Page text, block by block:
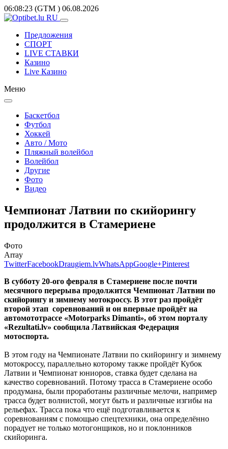
06:08:23 (GTM ) 06.08.2026
Предложения
СПОРТ
LIVE СТАВКИ
Казино
Live Казино
Меню
Баскетбол
Футбол
Хоккей
Авто / Мото
Пляжный волейбол
Волейбол
Другие
Фото
Видео
Чемпионат Латвии по скийорингу
продолжится в Стамериене
Фото
Array
TwitterFacebookDraugiem.lvWhatsAppGoogle+Pinterest
В субботу 20-ого февраля в Стамериене после почти
месячного перерыва продолжится Чемпионат Латвии по
скийорингу и зимнему мотокроссу. В этот раз пройдёт
второй этап соревнований и он впервые пройдёт на
автомототрассе «Motorparks Dimanti», об этом порталу
«Rezultati.lv» сообщила Латвийская Федерация
мотоспорта.
В этом году на Чемпионате Латвии по скийорингу и зимнему
мотокроссу, параллельно которому также пройдёт Кубок
Латвии и Чемпионат юниоров, ставка будет сделана на
качество соревнований. Потому трасса в Стамериене особо
продумана, были проработаны различные мелочи, например
трасса будет волнистой, могут быть и различные изгибы на
рельефах. Трасса пока что ещё подготавливается к
соревнованиям с помощью спецтехники, она определённо
порадует не только мотогонщиков, но и поклонников
скийоринга.